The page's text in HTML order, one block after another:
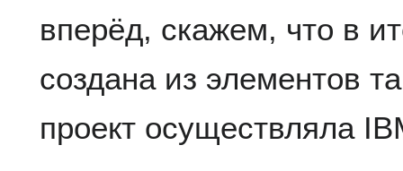
вперёд, скажем, что в
создана из элементов
проект осуществляла